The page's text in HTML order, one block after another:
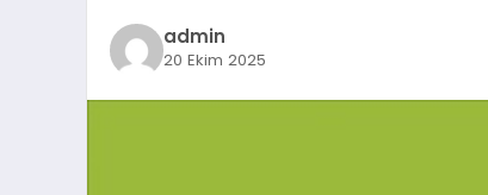
admin
20 Ekim 2025